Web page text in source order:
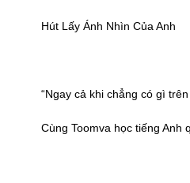
Hút Lấy Ánh Nhìn Của Anh
“Ngay cả khi chẳng có gì
Cùng Toomva học tiếng Anh